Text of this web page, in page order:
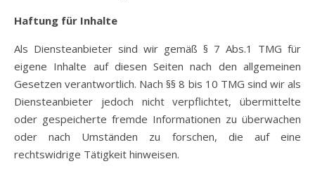
Haftung für Inhalte
Als Diensteanbieter sind wir gemäß § 7 Abs.1 TMG für
eigene Inhalte auf diesen Seiten nach den allgemeinen
Gesetzen verantwortlich. Nach §§ 8 bis 10 TMG sind wir als
Diensteanbieter jedoch nicht verpflichtet, übermittelte
oder gespeicherte fremde Informationen zu überwachen
oder nach Umständen zu forschen, die auf eine
rechtswidrige Tätigkeit hinweisen.